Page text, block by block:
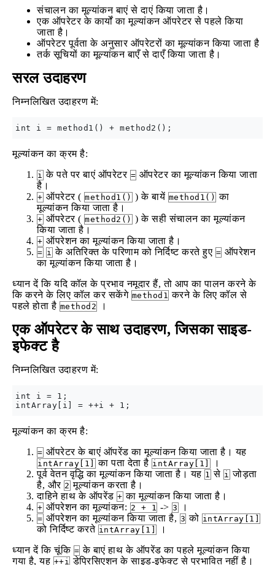
संचालन का मूल्यांकन बाएं से दाएं किया जाता है।
एक ऑपरेटर के कार्यों का मूल्यांकन ऑपरेटर से पहले किया
जाता है।
ऑपरेटर पूर्वता के अनुसार ऑपरेटरों का मूल्यांकन किया जाता है
तर्क सूचियों का मूल्यांकन बाएँ से दाएँ किया जाता है।
सरल उदाहरण
निम्नलिखित उदाहरण में:
मूल्यांकन का क्रम है:
i के पते पर बाएं ऑपरेटर = ऑपरेटर का मूल्यांकन किया जाता
है।
+ ऑपरेटर ( method1() ) के बायें method1() का
मूल्यांकन किया जाता है।
+ ऑपरेटर ( method2() ) के सही संचालन का मूल्यांकन
किया जाता है।
+ ऑपरेशन का मूल्यांकन किया जाता है।
= i के अतिरिक्त के परिणाम को निर्दिष्ट करते हुए = ऑपरेशन
का मूल्यांकन किया जाता है।
ध्यान दें कि यदि कॉल के प्रभाव नमूदार हैं, तो आप का पालन करने के
कि करने के लिए कॉल कर सकेंगे method1 करने के लिए कॉल से
पहले होता है method2 ।
एक ऑपरेटर के साथ उदाहरण, जिसका साइड-
इफेक्ट है
निम्नलिखित उदाहरण में:
int i = 1;
मूल्यांकन का क्रम है:
= ऑपरेटर के बाएं ऑपरेंड का मूल्यांकन किया जाता है। यह
intArray[1] का पता देता है intArray[1]
।
पूर्व वेतन वृद्धि का मूल्यांकन किया जाता है। यह 1 से i जोड़ता
है, और 2 मूल्यांकन करता है।
दाहिने हाथ के ऑपरेंड + का मूल्यांकन किया जाता है।
+ ऑपरेशन का मूल्यांकन: 2 + 1 -> 3 ।
= ऑपरेशन का मूल्यांकन किया जाता है, 3 को intArray[1]
को निर्दिष्ट करते intArray[1]
।
ध्यान दें कि चूंकि = के बाएं हाथ के ऑपरेंड का पहले मूल्यांकन किया
गया है, यह ++i डेप्रिसिएशन के साइड-इफेक्ट से प्रभावित नहीं है।